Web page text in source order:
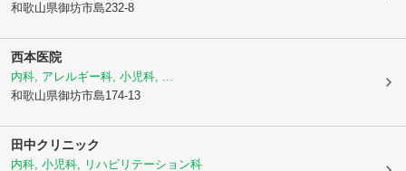
和歌山県御坊市島232-8
西本医院
内科, アレルギー科, 小児科, ...
和歌山県御坊市島174-13
田中クリニック
内科, 小児科, リハビリテーション科